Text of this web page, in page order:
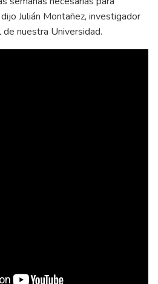
Julián Montañez, investigador
nuestra Universidad.